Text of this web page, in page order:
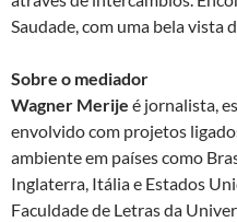
Saudade, com uma bela vista
Sobre o mediador
Wagner Merije é jornalista,
envolvido com projetos
ambiente em países como
Inglaterra, Itália e Estados
Faculdade de Letras da